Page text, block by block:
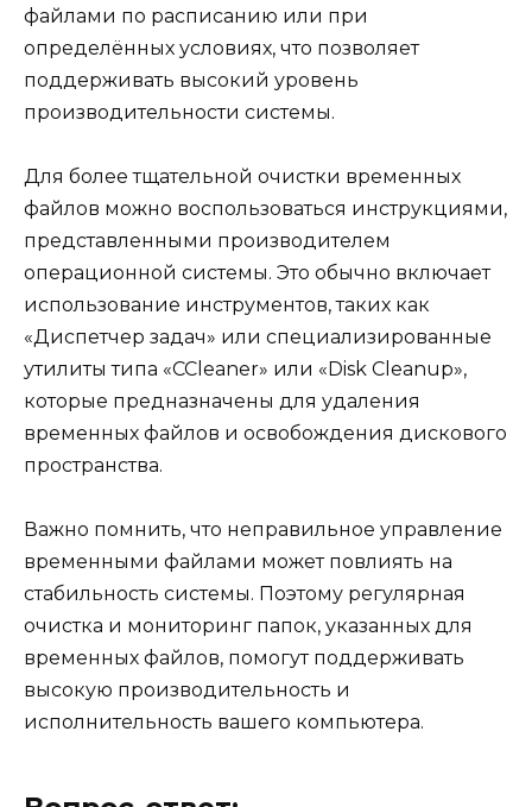
файлами по расписанию или при
определённых условиях, что позволяет
поддерживать высокий уровень
производительности системы.
Для более тщательной очистки временных
файлов можно воспользоваться инструкциями,
представленными производителем
операционной системы. Это обычно включает
использование инструментов, таких как
«Диспетчер задач» или специализированные
утилиты типа «CCleaner» или «Disk Cleanup»,
которые предназначены для удаления
временных файлов и освобождения дискового
пространства.
Важно помнить, что неправильное управление
временными файлами может повлиять на
стабильность системы. Поэтому регулярная
очистка и мониторинг папок, указанных для
временных файлов, помогут поддерживать
высокую производительность и
исполнительность вашего компьютера.